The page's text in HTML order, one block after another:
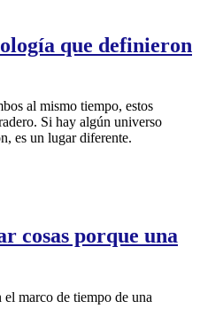
que definieron
al mismo tiempo, estos
Si hay algún universo
es un lugar diferente.
cosas porque una
marco de tiempo de una